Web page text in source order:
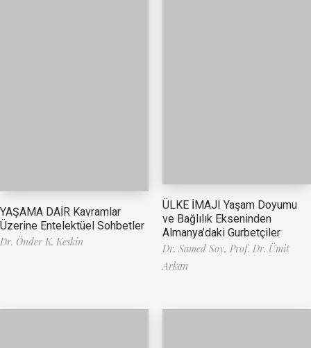
YAŞAMA DAİR Kavramlar
Üzerine Entelektüel Sohbetler
Dr. Önder K. Keskin
ÜLKE İMAJI Yaşam Doyumu
ve Bağlılık Ekseninden
Almanya’daki Gurbetçiler
Dr. Samed Soy, Prof. Dr. Ümit
Arkan